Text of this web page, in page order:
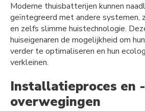
Moderne thuisbatterijen kunnen
geïntegreerd met andere systemen,
en zelfs slimme huistechnologie.
huiseigenaren de mogelijkheid om
verder te optimaliseren en hun
verkleinen.
Installatieproces en -
overwegingen